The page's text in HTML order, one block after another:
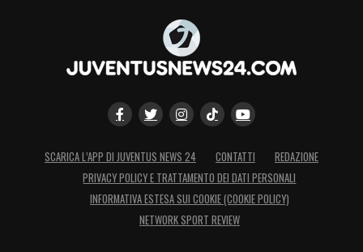
SCARICA L’APP DI JUVENTUS NEWS 24 CONTATTI
REDAZIONE
PRIVACY POLICY E TRATTAMENTO DEI DATI PERSONALI
INFORMATIVA ESTESA SUI COOKIE (COOKIE POLICY)
NETWORK SPORT REVIEW